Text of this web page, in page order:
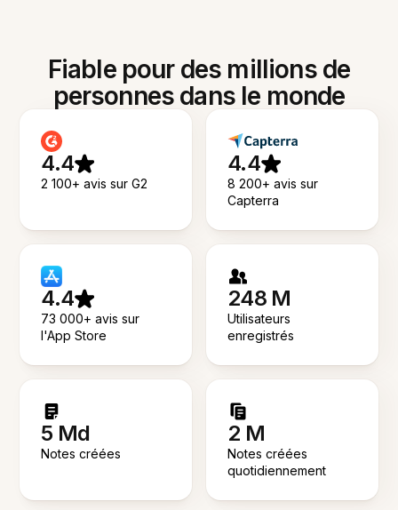
Fiable pour des millions de
personnes dans le monde
4.4
2 100+ avis sur G2
4.4
8 200+ avis sur
Capterra
4.4
73 000+ avis sur
l'App Store
248 M
Utilisateurs
enregistrés
5 Md
Notes créées
2 M
Notes créées
quotidiennement